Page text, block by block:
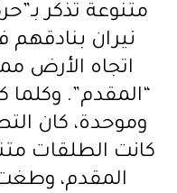
متنوعة تذكر
نيران بنادقهم
اتجاه الأرض
“المقدم”.
وموحدة، كان
كانت الطلقات
المقدم،